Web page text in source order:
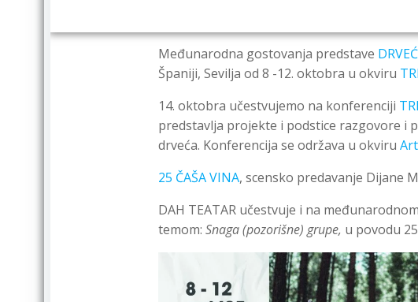
Međunarodna gostovanja predstave
Španiji, Sevilja od 8 -12. oktobra u okviru
14. oktobra učestvujemo na konferenciji
predstavlja projekte i podstice razgovore i
drveća. Konferencija se održava u okviru
25 ČAŠA VINA, scensko predavanje Dijane
DAH TEATAR učestvuje i na
temom: Snaga (pozorišne) grupe, u povodu